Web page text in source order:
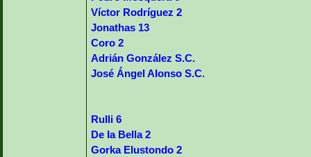
Víctor Rodríguez 2
Jonathas 13
Coro 2
Adrián González S.C.
José Ángel Alonso S.C.
Rulli 6
De la Bella 2
Gorka Elustondo 2